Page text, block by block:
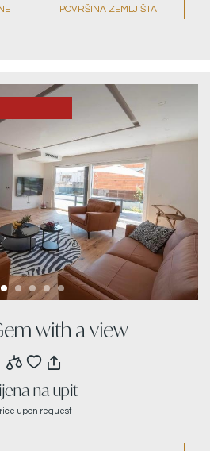
POVRŠINA ZEMLJIŠTA
with a view
na upit
upon request